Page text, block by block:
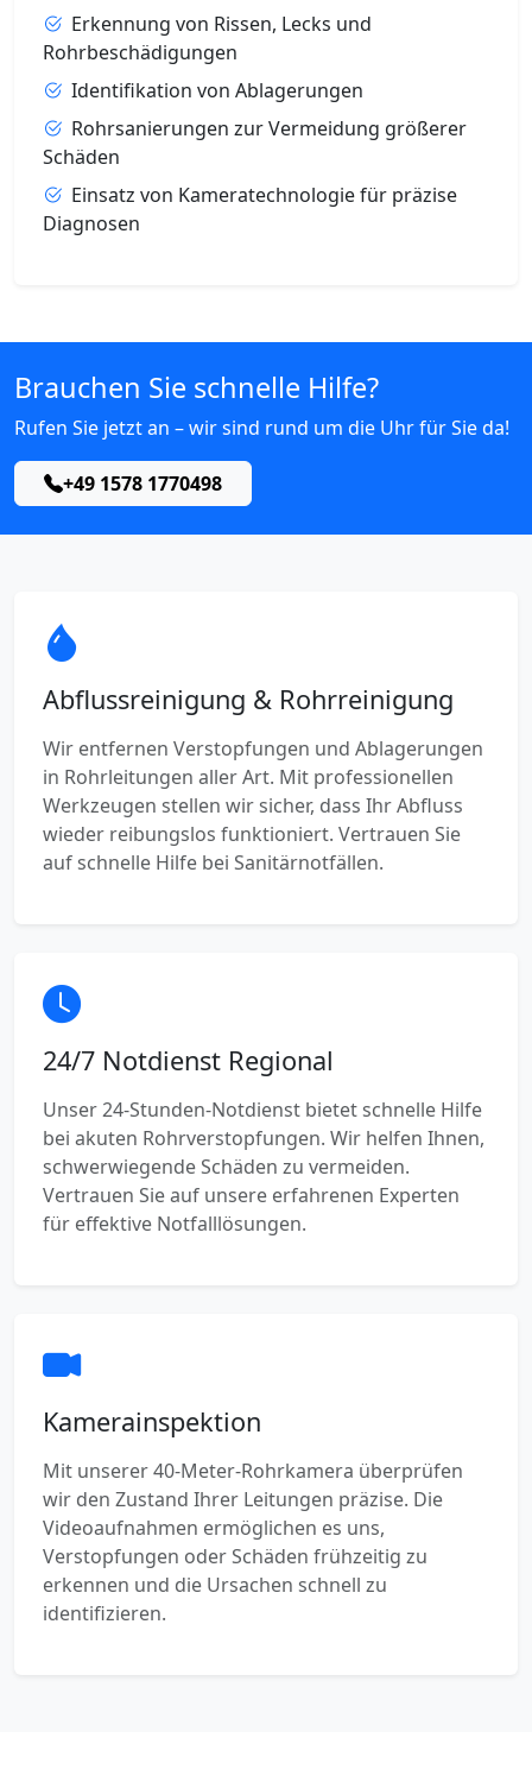
Erkennung von Rissen, Lecks und
Rohrbeschädigungen
Identifikation von Ablagerungen
Rohrsanierungen zur Vermeidung größerer
Schäden
Einsatz von Kameratechnologie für präzise
Diagnosen
Brauchen Sie schnelle Hilfe?
Rufen Sie jetzt an – wir sind rund um die Uhr für Sie da!
+49 1578 1770498
Abflussreinigung & Rohrreinigung
Wir entfernen Verstopfungen und Ablagerungen
in Rohrleitungen aller Art. Mit professionellen
Werkzeugen stellen wir sicher, dass Ihr Abfluss
wieder reibungslos funktioniert. Vertrauen Sie
auf schnelle Hilfe bei Sanitärnotfällen.
24/7 Notdienst Regional
Unser 24-Stunden-Notdienst bietet schnelle Hilfe
bei akuten Rohrverstopfungen. Wir helfen Ihnen,
schwerwiegende Schäden zu vermeiden.
Vertrauen Sie auf unsere erfahrenen Experten
für effektive Notfalllösungen.
Kamerainspektion
Mit unserer 40-Meter-Rohrkamera überprüfen
wir den Zustand Ihrer Leitungen präzise. Die
Videoaufnahmen ermöglichen es uns,
Verstopfungen oder Schäden frühzeitig zu
erkennen und die Ursachen schnell zu
identifizieren.